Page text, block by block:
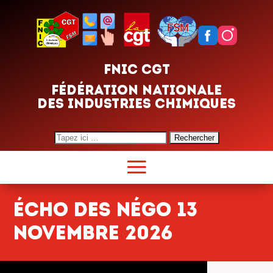
FNIC CGT
FÉDÉRATION NATIONALE
DES INDUSTRIES CHIMIQUES
Search
for:
Écho des NÉGO 13
NOVEMBRE 2026